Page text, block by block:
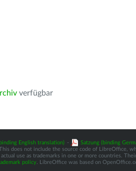
verfügbar
English translation) - Satzung (binding
does not include the source code of LibreOffice,
use as trademarks in one or more countries.
policy . LibreOffice was based on